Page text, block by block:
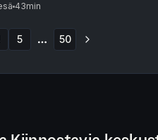
barerna på Ringvägen förra
43min
5 50